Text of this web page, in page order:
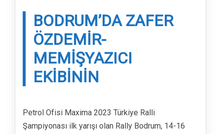
BODRUM’DA ZAFER
ÖZDEMIR-
MEMIŞYAZICI
EKIBININ
Petrol Ofisi Maxima 2023 Türkiye Ralli
Şampiyonası ilk yarışı olan Rally Bodrum, 14-16